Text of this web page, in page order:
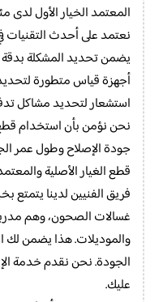
المعتمد الخيار الأول لدى
نعتمد على أحدث
يضمن تحديد المشكلة
أجهزة قياس متطورة لتحديد
استشعار لتحديد مشاكل
نحن نؤمن بأن استخدام
جودة الإصلاح وطول عمر
قطع الغيار الأصلية
فريق الفنيين لدينا يتمتع
غسالات الصحون، وهم
والموديلات. هذا يضمن لك
الجودة. نحن نقدم خدمة
عليك.